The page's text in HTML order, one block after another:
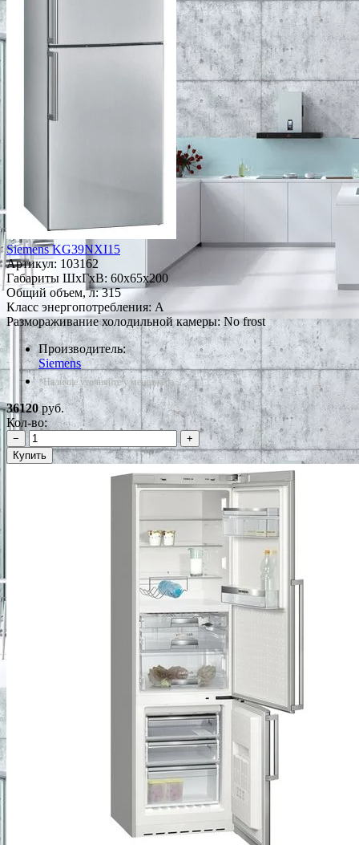
Siemens KG39NXI15
Артикул: 103162
Габариты ШxГxВ: 60x65x200
Общий объем, л: 315
Класс энергопотребления: A
Размораживание холодильной камеры: No frost
Производитель:
Siemens
*Наличие уточняйте у менеджера
36120руб.
Кол-во:
−
+
Купить